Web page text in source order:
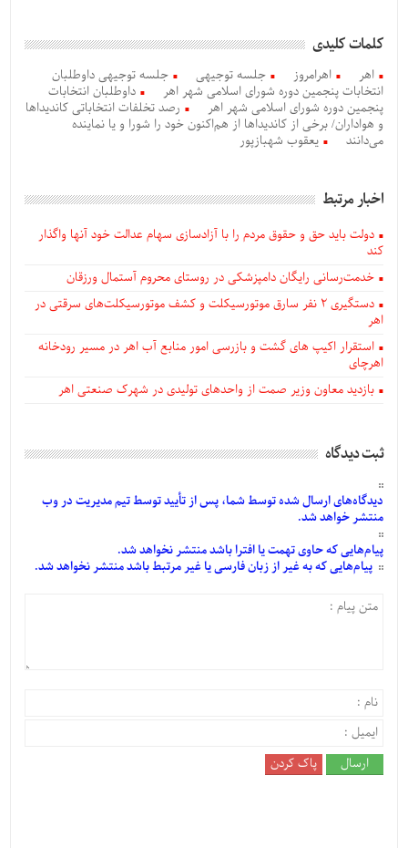
کلمات کلیدی
اهر اهرامروز جلسه توجیهی
جلسه توجیهی داوطلبان
انتخابات پنجمین دوره شورای اسلامی شهر اهر
داوطلبان انتخابات
پنجمین دوره شورای اسلامی شهر اهر
رصد تخلفات انتخاباتی کاندیداها
و هواداران/ برخی از کاندیداها از هم‌اکنون خود را شورا و یا نماینده
می‌دانند
یعقوب شهبازپور
اخبار مرتبط
دولت باید حق و حقوق مردم را با آزادسازی سهام عدالت خود آنها واگذار
کند
خدمت‌رسانی رایگان دامپزشکی در روستای محروم آستمال ورزقان
دستگيری ۲ نفر سارق موتورسیکلت و کشف موتورسیکلت‌های سرقتی در
اهر
استقرار اکیپ های گشت و بازرسی امور منابع آب اهر در مسیر رودخانه
اهرچای
بازدید معاون وزیر صمت از واحدهای تولیدی در شهرک صنعتی اهر
ثبت دیدگاه
دیدگاه‌هایارسالشدهتوسط شما، پس ازتأییدتوسط تیم مدیریت در وب
منتشر خواهد شد.
پیام‌هاییکه حاوی تهمت یا افترا باشد منتشر نخواهد شد.
پیام‌هاییکه به غیر از زبان فارسی یا غیر مرتبط باشد منتشر نخواهد شد.